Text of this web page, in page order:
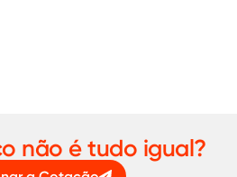
não é tudo igual?